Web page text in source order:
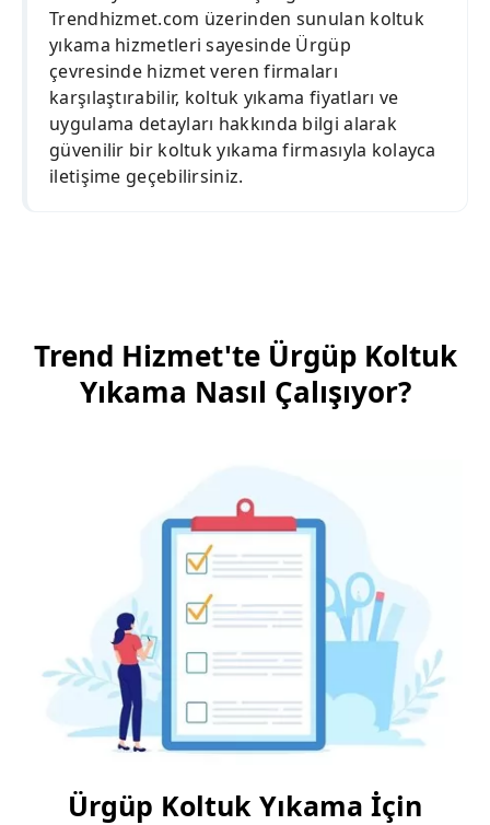
Trendhizmet.com üzerinden sunulan koltuk
yıkama hizmetleri sayesinde Ürgüp
çevresinde hizmet veren firmaları
karşılaştırabilir, koltuk yıkama fiyatları ve
uygulama detayları hakkında bilgi alarak
güvenilir bir koltuk yıkama firmasıyla kolayca
iletişime geçebilirsiniz.
Trend Hizmet'te Ürgüp Koltuk
Yıkama Nasıl Çalışıyor?
Ürgüp Koltuk Yıkama İçin